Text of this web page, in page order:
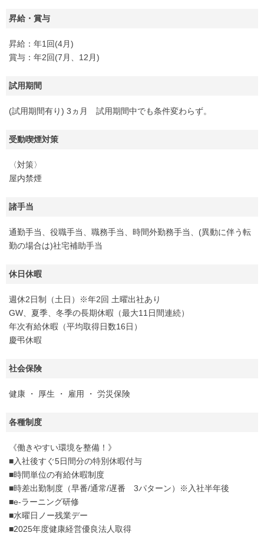
昇給・賞与
昇給：年1回(4月)
賞与：年2回(7月、12月)
試用期間
(試用期間有り) 3ヵ月 試用期間中でも条件変わらず。
受動喫煙対策
〈対策〉
屋内禁煙
諸手当
通勤手当、役職手当、職務手当、時間外勤務手当、(異動に伴う転
勤の場合は)社宅補助手当
休日休暇
週休2日制（土日）※年2回 土曜出社あり
GW、夏季、冬季の長期休暇（最大11日間連続）
年次有給休暇（平均取得日数16日）
慶弔休暇
社会保険
健康 ・ 厚生 ・ 雇用 ・ 労災保険
各種制度
《働きやすい環境を整備！》
■入社後すぐ5日間分の特別休暇付与
■時間単位の有給休暇制度
■時差出勤制度（早番/通常/遅番 3パターン）※入社半年後
■e-ラーニング研修
■水曜日ノー残業デー
■2025年度健康経営優良法人取得